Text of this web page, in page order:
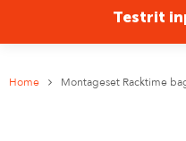
Testrit
Home Montageset Racktime